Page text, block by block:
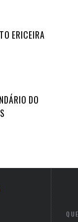
ERICEIRA
DO